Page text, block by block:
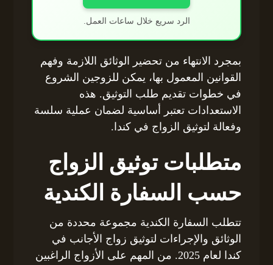
الرد سريع خلال ساعات العمل.
بمجرد الانتهاء من تحضير الوثائق اللازمة وفهم
القوانين المعمول بها، يمكن للزوجين الشروع
في خطوات تقديم طلب التوثيق. هذه
الاستعدادات تعتبر أساسية لضمان عملية سلسة
وفعالة لتوثيق الزواج في كندا.
متطلبات توثيق الزواج
حسب السفارة الكندية
تتطلب السفارة الكندية مجموعة محددة من
الوثائق والإجراءات لتوثيق زواج الأجانب في
كندا لعام 2025. من المهم على الأزواج الراغبين